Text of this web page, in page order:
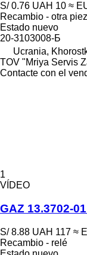
S/ 0.76 UAH 10 ≈
Recambio - otra
Estado nuevo
20-3103008-Б
Ucrania,
TOV "Mriya Servis
Contacte con el
1
VÍDEO
GAZ 13.3702-
S/ 8.88 UAH 117 ≈
Recambio - relé